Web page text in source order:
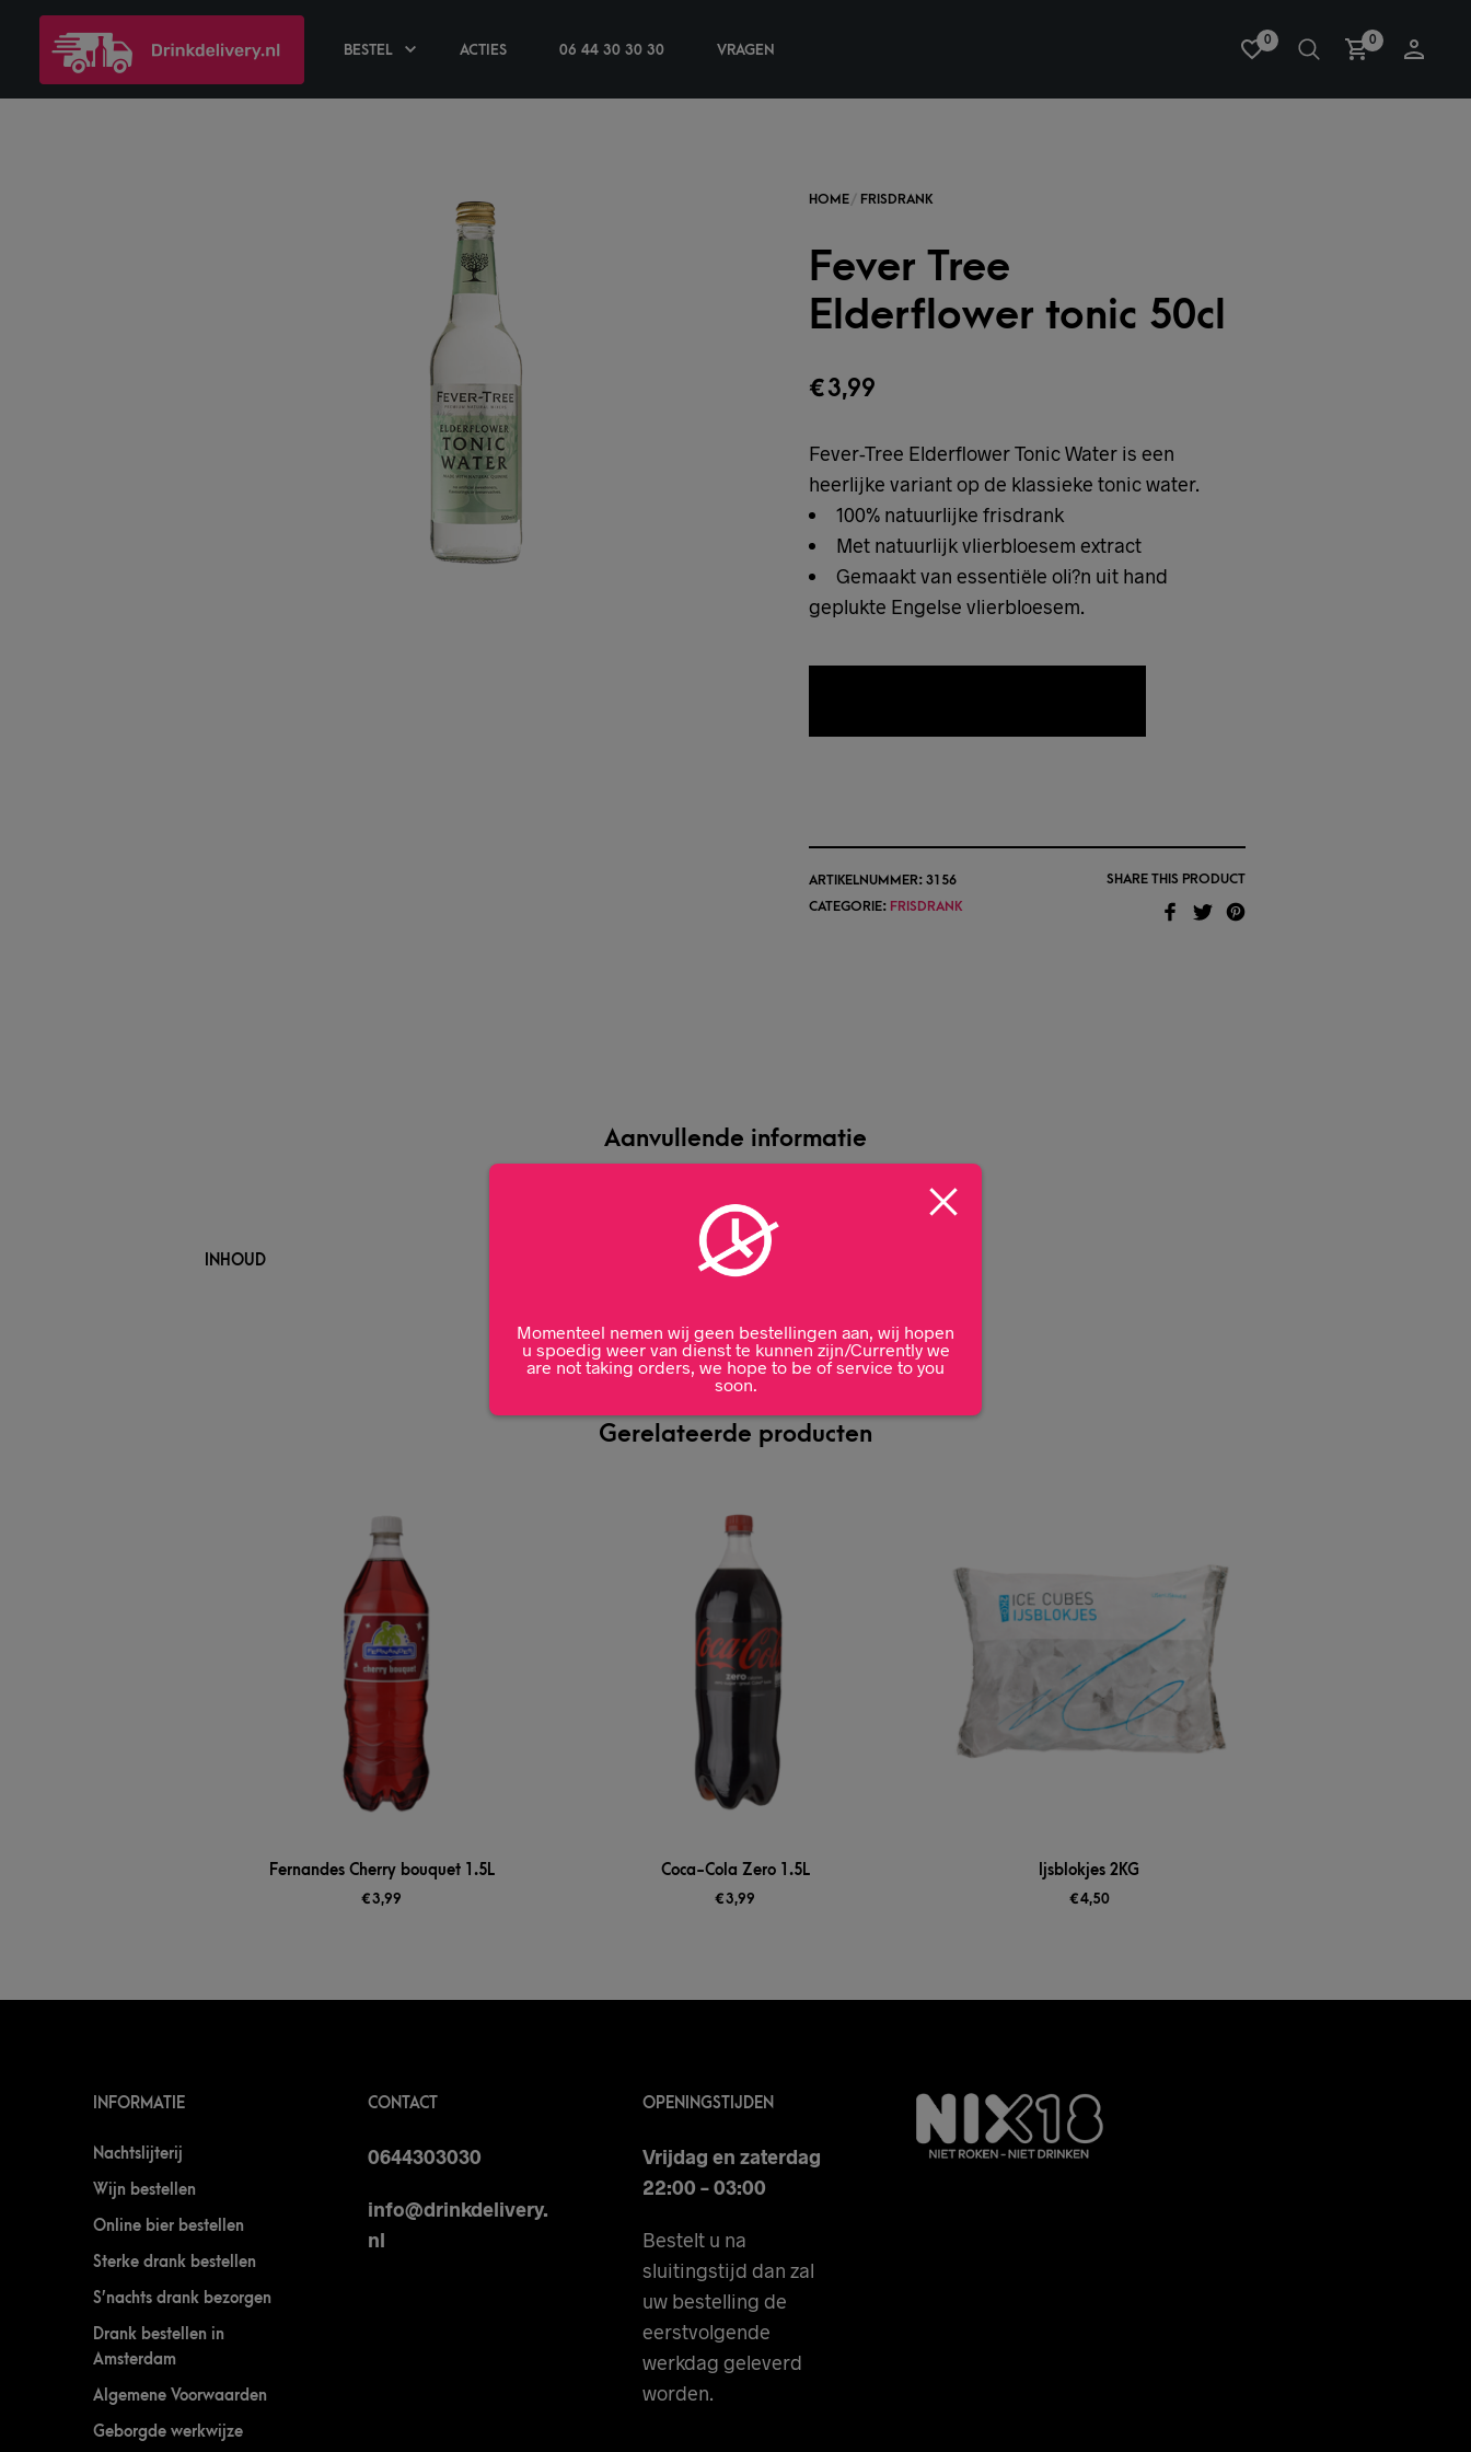
BESTEL ACTIES 06 44 30 30 30 VRAGEN
0 0
Fever Tree
Elderflower tonic 50cl
€3,99
Fever-Tree Elderflower Tonic Water is een
heerlijke variant op de klassieke tonic water.
100% natuurlijke frisdrank
Met natuurlijk vlierbloesem extract
Gemaakt van essentiële oli?n uit hand
geplukte Engelse vlierbloesem.
ARTIKELNUMMER: 3156
CATEGORIE: FRISDRANK
SHARE THIS PRODUCT
Aanvullende informatie
INHOUD
Gerelateerde producten
Fernandes Cherry bouquet 1.5L
€3,99
Coca-Cola Zero 1.5L
€3,99
Ijsblokjes 2KG
€4,50
INFORMATIE
Nachtslijterij
Wijn bestellen
Online bier bestellen
Sterke drank bestellen
S’nachts drank bezorgen
Drank bestellen in
Amsterdam
Algemene Voorwaarden
Geborgde werkwijze
CONTACT
0644303030
info@drinkdelivery.
nl
OPENINGSTIJDEN
Vrijdag en zaterdag
22:00 – 03:00
Bestelt u na
sluitingstijd dan zal
uw bestelling de
eerstvolgende
werkdag geleverd
worden.
Momenteel nemen wij geen bestellingen aan, wij hopen
u spoedig weer van dienst te kunnen zijn/Currently we
are not taking orders, we hope to be of service to you
soon.